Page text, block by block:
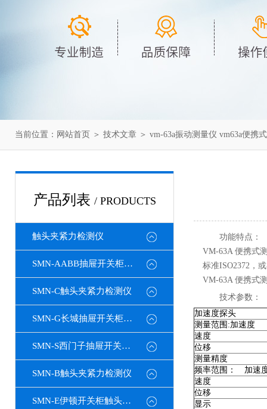
当前位置： 网站首页 ＞ 技术文章 ＞ vm-63a振动测量仪 vm63a便携
产品列表 / PRODUCTS
触头夹紧力检测仪
SMN-AABB抽屉开关柜触头夹紧力检测仪
SMN-C触头夹紧力检测仪
SMN-G长城抽屉开关柜触头夹紧力检测仪
SMN-S西门子抽屉开关柜触头夹紧力检测仪
SMN-B触头夹紧力检测仪
SMN-E伊顿开关柜触头夹紧力检测仪
功能特点：
VM-63A 便携式
标准ISO2372，
VM-63A 便携式
技术参数：
加速度探头
测量范围:加速度
速度
位移
测量精度
频率范围： 加速
速度
位移
显示